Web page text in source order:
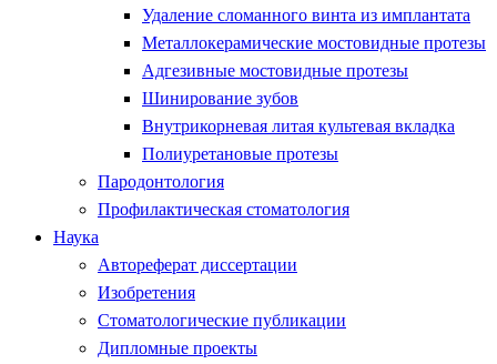
Удаление сломанного винта из имплантата
Металлокерамические мостовидные протезы
Адгезивные мостовидные протезы
Шинирование зубов
Внутрикорневая литая культевая вкладка
Полиуретановые протезы
Пародонтология
Профилактическая стоматология
Наука
Автореферат диссертации
Изобретения
Стоматологические публикации
Дипломные проекты